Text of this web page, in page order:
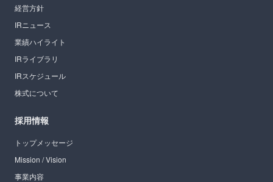
経営方針
IRニュース
業績ハイライト
IRライブラリ
IRスケジュール
株式について
採用情報
トップメッセージ
Mission / Vision
事業内容